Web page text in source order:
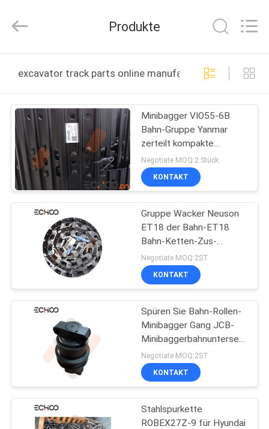
PRODUKTE
ÜBER
UNS
FABRIK-
AUSFLUG
QUALITÄTSKONTROLLE
NACHRICHTEN
FORDERN
SIE EIN
SITEMAP
Rights
Produkte
excavator track parts online manufacture
Minibagger VIO55-6B
Bahn-Gruppe Yanmar
zerteilt kompakte
Bagger-Bahn-
Verbindungs-Zus
Negotiate MOQ:2 Stück
KONTAKT
Gruppe Wacker Neuson
ET18 der Bahn-ET18
Bahn-Ketten-Zus-
Minibagger-Bahn-
Verbindungs-Zus-
Bodenplatten
Negotiate MOQ:2ST
KONTAKT
Spüren Sie Bahn-Rollen-
Minibagger Gang JCB-
JCB 8080 unter Teilen
ECHOO auf
Negotiate MOQ:2ST
KONTAKT
Stahlspurkette
ROBEX27Z-9 für Hyundai